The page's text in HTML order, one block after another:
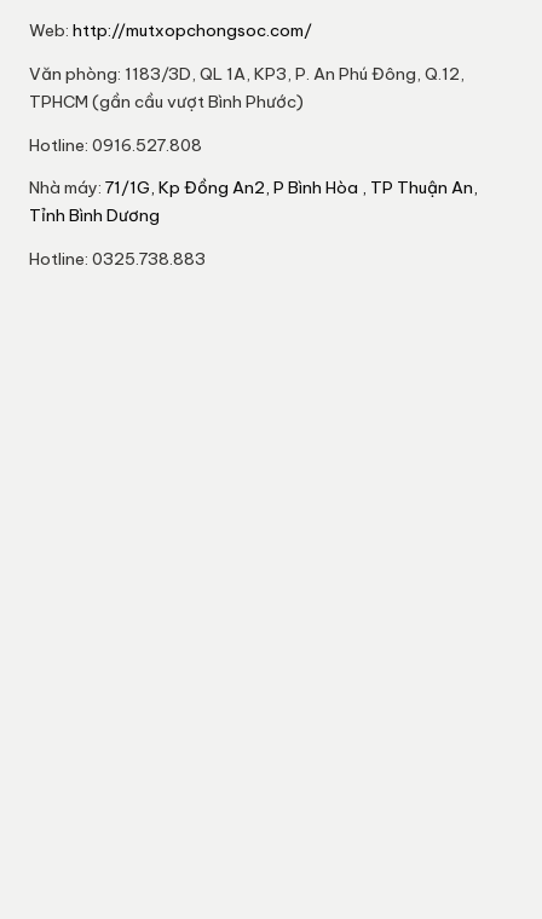
Web: http://mutxopchongsoc.com/
Văn phòng: 1183/3D, QL 1A, KP3, P. An Phú Đông, Q.12,
TPHCM (gần cầu vượt Bình Phước)
Hotline: 0916.527.808
Nhà máy: 71/1G, Kp Đồng An2, P Bình Hòa , TP Thuận An,
Tỉnh Bình Dương
Hotline: 0325.738.883